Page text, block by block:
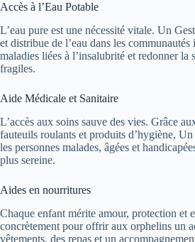
Accès à l’Eau Potable
L’eau pure est une nécessité vitale. Un
et distribue de l’eau dans les
maladies liées à l’insalubrité et redonner la
fragiles.
Aide Médicale et Sanitaire
L’accès aux soins sauve des vies. Grâce
fauteuils roulants et produits d’hygiène,
les personnes malades, âgées et
plus sereine.
Aides en nourritures
Chaque enfant mérite amour, protection et
concrètement pour offrir aux orphelins un
vêtements, des repas et un